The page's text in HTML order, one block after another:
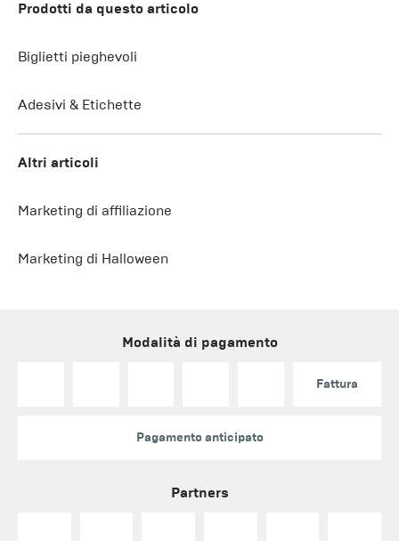
Prodotti da questo articolo
Biglietti pieghevoli
Adesivi & Etichette
Altri articoli
Marketing di affiliazione
Marketing di Halloween
Modalità di pagamento
Fattura
Pagamento anticipato
Partners